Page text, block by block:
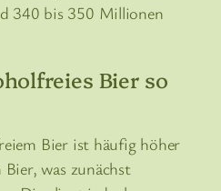
340 bis 350 Millionen
Bier so
Bier ist häufig höher
Bier, was zunächst